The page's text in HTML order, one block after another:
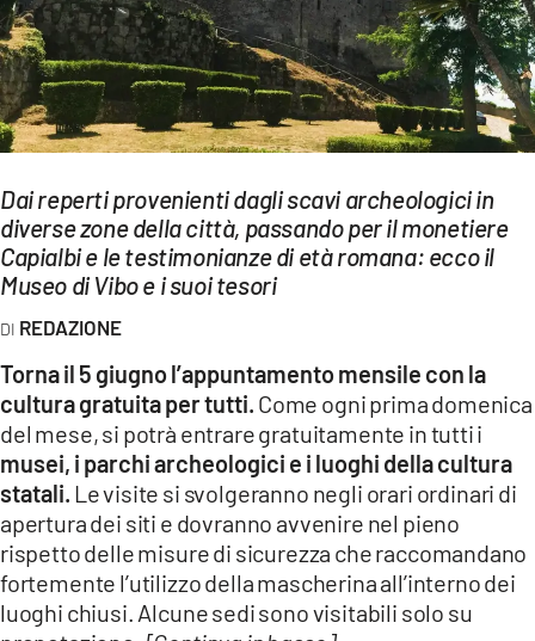
SPORT
Streaming
LAC TV
LAC NETWORK
LAC ONAIR
LaC
Network
LACPLAY.IT
LACTV.IT
LACONAIR.IT
LACITYMAG.IT
ILREGGINO.IT
Dai reperti provenienti dagli scavi archeologici in
diverse zone della città, passando per il monetiere
Capialbi e le testimonianze di età romana: ecco il
Museo di Vibo e i suoi tesori
REDAZIONE
Torna il 5 giugno l’appuntamento mensile con la
cultura gratuita per tutti. Come ogni prima domenica
del mese, si potrà entrare gratuitamente in tutti i
musei, i parchi archeologici e i luoghi della cultura
statali. Le visite si svolgeranno negli orari ordinari di
apertura dei siti e dovranno avvenire nel pieno
rispetto delle misure di sicurezza che raccomandano
fortemente l’utilizzo della mascherina all’interno dei
luoghi chiusi. Alcune sedi sono visitabili solo su